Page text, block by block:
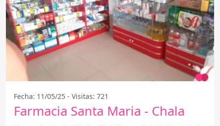
Fecha: 11/05/25 - Visitas: 721
Farmacia Santa Maria - Chala